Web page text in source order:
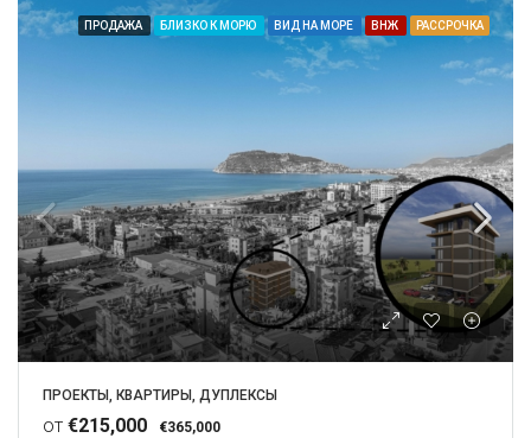
ПРОДАЖА БЛИЗКО К МОРЮ ВИД НА МОРЕ ВНЖ РАССРОЧКА
ПРОЕКТЫ, КВАРТИРЫ, ДУПЛЕКСЫ
от €215,000 €365,000